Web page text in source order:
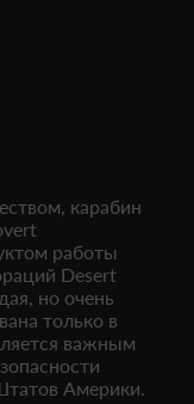
карабин
работы
Desert
но очень
только в
важным
Америки.